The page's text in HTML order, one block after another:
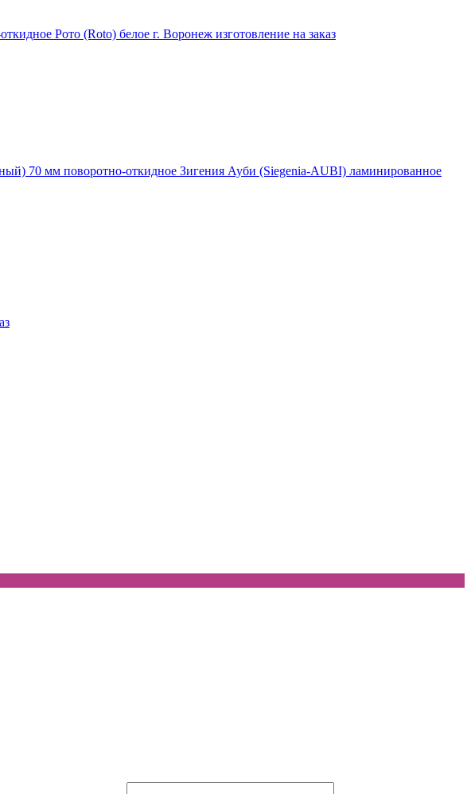
Рото (Roto) белое г. Воронеж изготовление на заказ
70 мм поворотно-откидное Зигения Ауби (Siegenia-AUBI) ламинированное